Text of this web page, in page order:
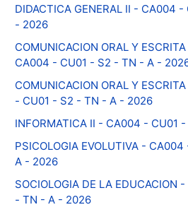
DIDACTICA GENERAL II - CA004
- 2026
COMUNICACION ORAL Y
CA004 - CU01 - S2 - TN - A -
COMUNICACION ORAL Y
- CU01 - S2 - TN - A - 2026
INFORMATICA II - CA004 - CU01
PSICOLOGIA EVOLUTIVA -
A - 2026
SOCIOLOGIA DE LA EDUCACION
- TN - A - 2026